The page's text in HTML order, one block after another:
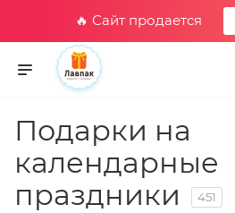
🔥 Сайт продается
Подарки на
календарные
праздники
451